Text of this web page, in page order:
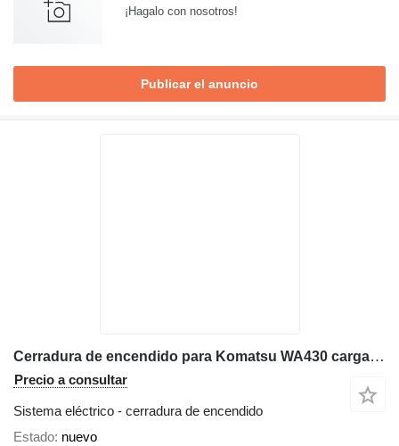
¡Hagalo con nosotros!
Publicar el anuncio
Cerradura de encendido para Komatsu WA430 cargadora de ruedas
Precio a consultar
Sistema eléctrico - cerradura de encendido
Estado nuevo